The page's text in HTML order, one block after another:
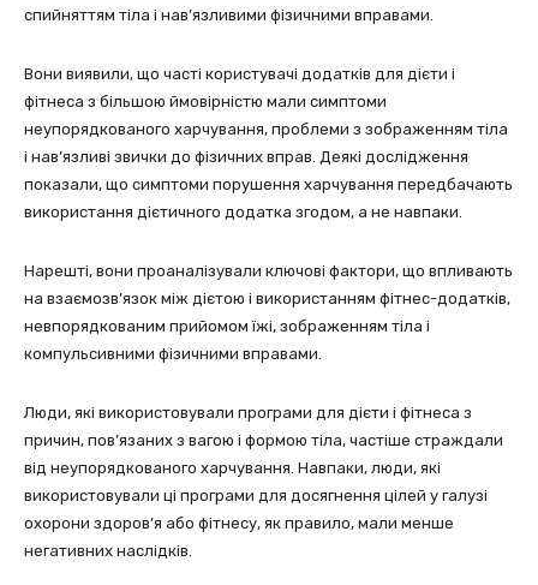
спийняттям тіла і нав’язливими фізичними вправами.
Вони виявили, що часті користувачі додатків для дієти і
фітнеса з більшою ймовірністю мали симптоми
неупорядкованого харчування, проблеми з зображенням тіла
і нав’язливі звички до фізичних вправ. Деякі дослідження
показали, що симптоми порушення харчування передбачають
використання дієтичного додатка згодом, а не навпаки.
Нарешті, вони проаналізували ключові фактори, що впливають
на взаємозв’язок між дієтою і використанням фітнес-додатків,
невпорядкованим прийомом їжі, зображенням тіла і
компульсивними фізичними вправами.
Люди, які використовували програми для дієти і фітнеса з
причин, пов’язаних з вагою і формою тіла, частіше страждали
від неупорядкованого харчування. Навпаки, люди, які
використовували ці програми для досягнення цілей у галузі
охорони здоров’я або фітнесу, як правило, мали менше
негативних наслідків.